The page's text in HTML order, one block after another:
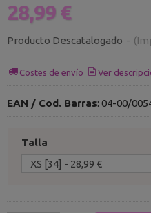
28,99 €
Producto Descatalogado -
Costes de envío Ver
EAN / Cod. Barras: 04-00/
Talla